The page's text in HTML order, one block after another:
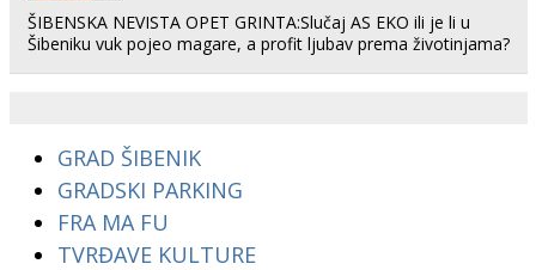
ŠIBENSKA NEVISTA OPET GRINTA:Slučaj AS EKO ili je li u
Šibeniku vuk pojeo magare, a profit ljubav prema životinjama?
GRAD ŠIBENIK
GRADSKI PARKING
FRA MA FU
TVRĐAVE KULTURE